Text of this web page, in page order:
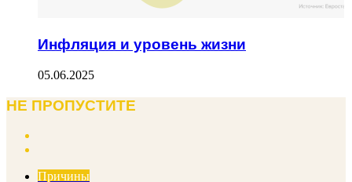
Инфляция и уровень жизни
05.06.2025
НЕ ПРОПУСТИТЕ
Причины